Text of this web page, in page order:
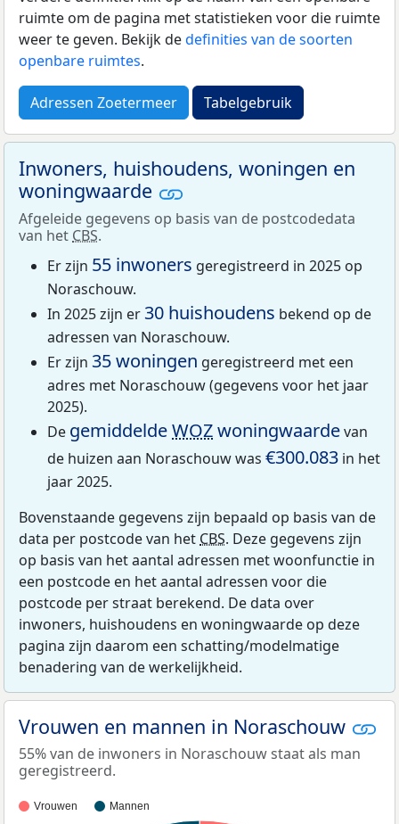
ruimte om de pagina met statistieken voor die ruimte
weer te geven. Bekijk dedefinities van de soorten
openbare ruimtes.
Adressen Zoetermeer Tabelgebruik
Inwoners, huishoudens, woningen en
woningwaarde
Afgeleide gegevens op basis van de postcodedata
van het CBS.
Er zijn 55 inwoners geregistreerd in 2025 op
Noraschouw.
In 2025 zijn er 30 huishoudens bekend op de
adressen van Noraschouw.
Er zijn 35 woningen geregistreerd met een
adres met Noraschouw (gegevens voor het jaar
2025).
De gemiddeldeWOZwoningwaardevan
de huizen aan Noraschouw was €300.083 in het
jaar 2025.
Bovenstaande gegevens zijn bepaald op basis van de
data per postcode van het CBS. Deze gegevens zijn
op basis van het aantal adressen met woonfunctie in
een postcode en het aantal adressen voor die
postcode per straat berekend. De data over
inwoners, huishoudens en woningwaarde op deze
pagina zijn daarom een schatting/modelmatige
benadering van de werkelijkheid.
Vrouwen en mannen in Noraschouw
55% van de inwoners in Noraschouw staat als man
geregistreerd.
Vrouwen Mannen